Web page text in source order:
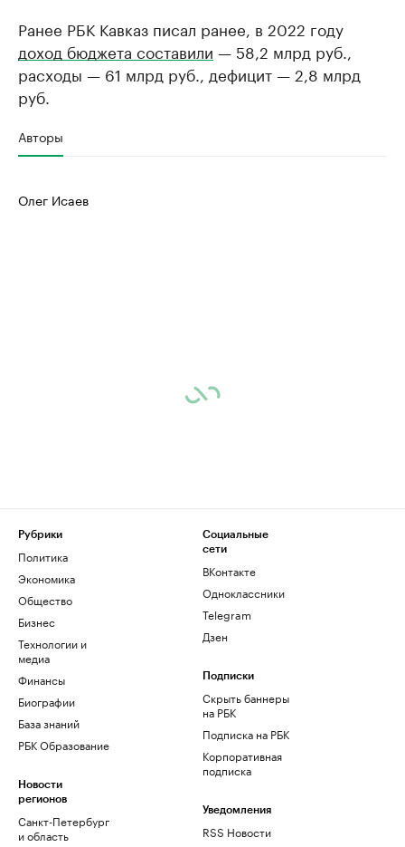
Ранее РБК Кавказ писал ранее, в 2022 году
доход бюджета составили — 58,2 млрд руб.,
расходы — 61 млрд руб., дефицит — 2,8 млрд
руб.
Авторы
Олег Исаев
Рубрики
Политика
Экономика
Общество
Бизнес
Технологии и
медиа
Финансы
Биографии
База знаний
РБК Образование
Новости
регионов
Санкт-Петербург
и область
Социальные
сети
ВКонтакте
Одноклассники
Telegram
Дзен
Подписки
Скрыть баннеры
на РБК
Подписка на РБК
Корпоративная
подписка
Уведомления
RSS Новости